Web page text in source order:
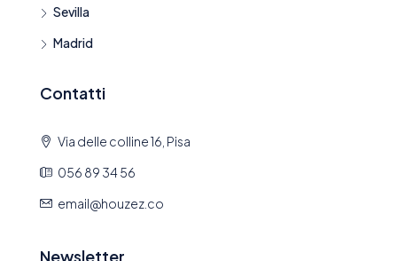
Sevilla
Madrid
Contatti
Via delle colline 16, Pisa
056 89 34 56
email@houzez.co
Newsletter